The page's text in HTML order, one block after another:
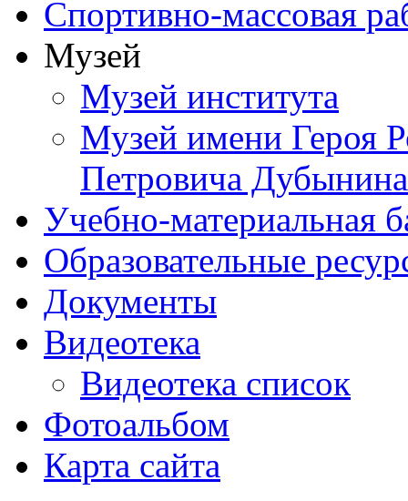
Спортивно-массовая
Музей
Музей института
Музей имени Героя
Петровича Дубынина
Учебно-материальная
Образовательные
Документы
Видеотека
Видеотека список
Фотоальбом
Карта сайта